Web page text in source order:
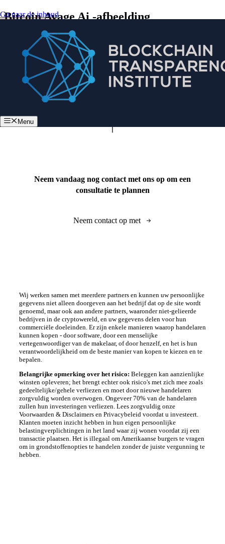
Ga naar de inhoud
Menu
Bitcoin Avage Ai -afbeelding
Neem vandaag nog contact met ons op om een
consultatie te plannen
Neem contact op met
Wij werken samen met meerdere partners en kunnen uw persoonlijke
gegevens niet alleen doorgeven aan het bedrijf dat op de site wordt
genoemd, maar ook aan andere partners, waaronder niet-gelieerde
bedrijven in de cryptowereld, en uw gegevens delen voor hun
commerciële doeleinden. Er zijn enkele manieren waarop handelaren
kunnen kopen - door software, door een menselijke
vertegenwoordiger van de makelaar, of door henzelf, en het is hun
verantwoordelijkheid om de beste manier van kopen te kiezen en te
bepalen.
Belangrijke opmerking over het risico: Beleggen kan aanzienlijke
winsten opleveren; het brengt echter ook risico's met zich mee zoals
gedeeltelijke/gehele verliezen en moet door nieuwe handelaren
zorgvuldig worden overwogen. Ongeveer 70% van de handelaren
zullen hun investeringen verliezen. Lees zorgvuldig onze
Voorwaarden & Disclaimers en Privacybeleid voordat u investeert.
Klanten moeten inzicht hebben in hun eigen persoonlijke
belastingverplichtingen in het land waar zij wonen voordat zij een
transactie plaatsen. Het is illegaal om Amerikaanse burgers te vragen
om in grondstoffenopties te handelen zonder de juiste vergunning te
hebben.